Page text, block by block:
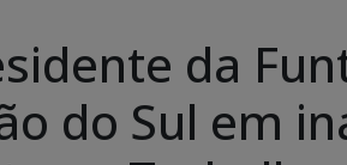
da
do Sul em